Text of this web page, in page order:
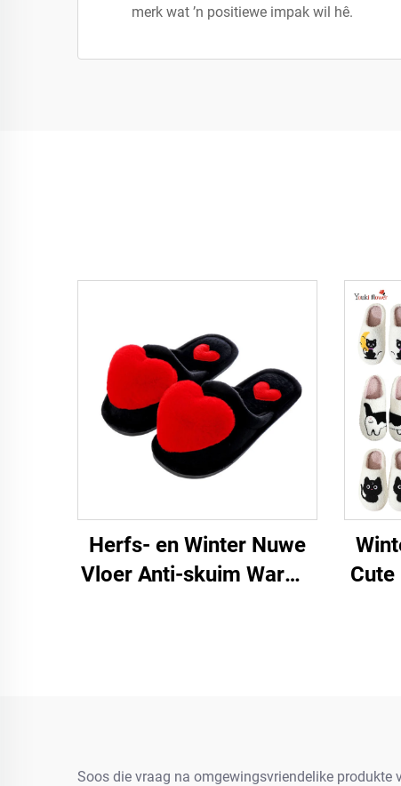
merk wat ’n positiewe impak wil hê.
Herfs- en Winter Nuwe
Vloer Anti-skuim Warme
Cute
Soos die vraag na omgewingsvriendelike produkte